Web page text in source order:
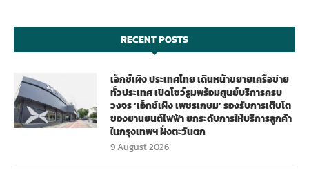
RECENT POSTS
เอ็กซ์เผิง ประเทศไทย เดินหน้าขยายเครือข่าย
ทั่วประเทศ เปิดโชว์รูมพร้อมศูนย์บริการครบ
วงจร ‘เอ็กซ์เผิง เพชรเกษม’ รองรับการเติบโต
ของยานยนต์ไฟฟ้า ยกระดับการให้บริการลูกค้า
ในกรุงเทพฯ ฝั่งตะวันตก
9 August 2026